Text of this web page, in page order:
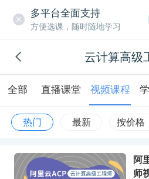
多平台全面支持
方便选课，随时随地学习
云计算高级
全部 直播课堂 视频课程
热门 最新 按价格
阿
师